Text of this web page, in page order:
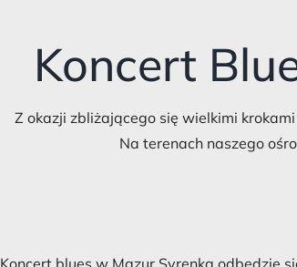
Koncert
Z okazji zbliżającego się wielkimi
Na terenach naszego
Koncert blues w Mazur Syrenka odbędzie